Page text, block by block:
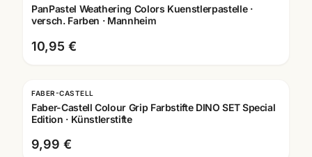
PanPastel Weathering Colors Kuenstlerpastelle ·
versch. Farben · Mannheim
10,95 €
FABER-CASTELL
Faber-Castell Colour Grip Farbstifte DINO SET Special
Edition · Künstlerstifte
9,99 €